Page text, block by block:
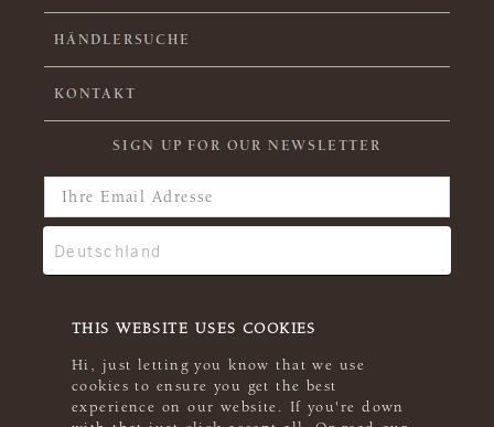
THIS WEBSITE USES COOKIES
Hi, just letting you know that we use
cookies to ensure you get the best
experience on our website. If you're down
HÄNDLERSUCHE
KONTAKT
SIGN UP FOR OUR NEWSLETTER